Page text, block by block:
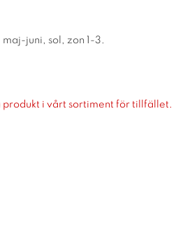
juni, sol, zon 1-3.
produkt i vårt sortiment för tillfället.